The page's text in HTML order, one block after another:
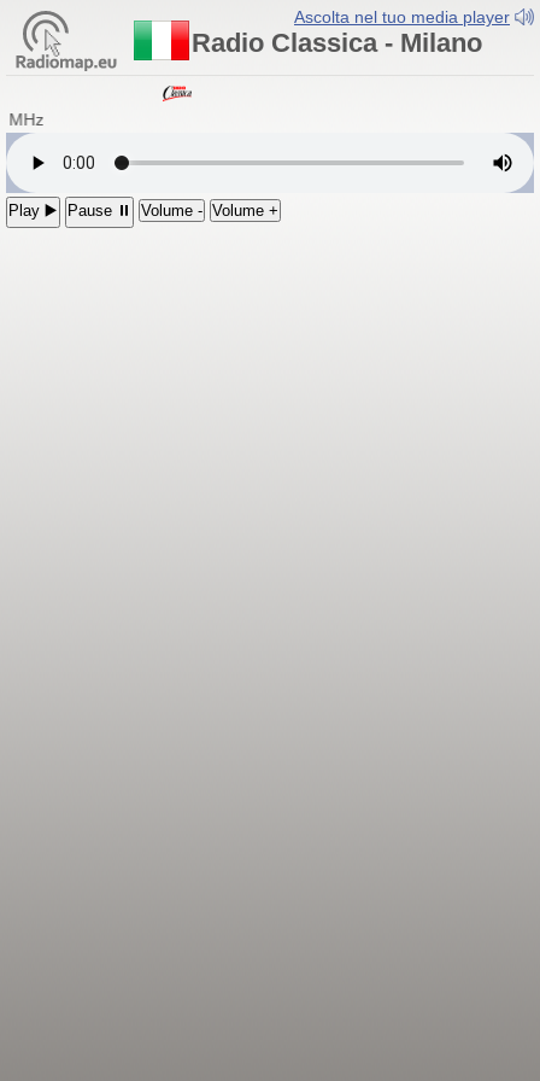
Ascolta nel tuo media player
Radio Classica - Milano
MHz
Play ▶️ Pause ⏸ Volume - Volume +